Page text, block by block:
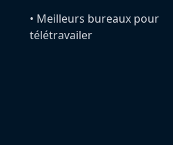
•️ Meilleurs bureaux pour
télétravailer